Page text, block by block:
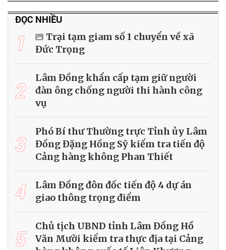
ĐỌC NHIỀU
1
Trại tạm giam số 1 chuyển về xã
Đức Trọng
2
Lâm Đồng khẩn cấp tạm giữ người
đàn ông chống người thi hành công
vụ
3
Phó Bí thư Thường trực Tỉnh ủy Lâm
Đồng Đặng Hồng Sỹ kiểm tra tiến độ
Cảng hàng không Phan Thiết
4
Lâm Đồng đôn đốc tiến độ 4 dự án
giao thông trọng điểm
5
Chủ tịch UBND tỉnh Lâm Đồng Hồ
Văn Mười kiểm tra thực địa tại Cảng